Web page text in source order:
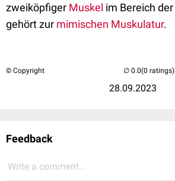
zweiköpfiger Muskel im Bereich der
gehört zur mimischen Muskulatur.
© Copyright
28.09.2023
(0 ratings)
Feedback
Write a comment...